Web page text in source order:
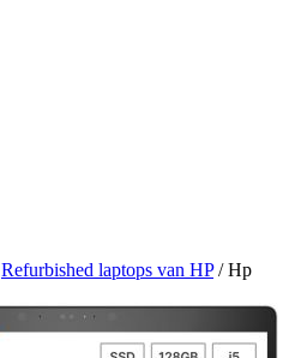
Refurbished laptops van HP/ Hp